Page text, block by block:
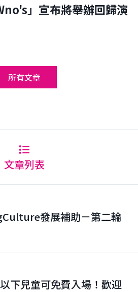
」宣布將舉辦回歸演
所有文章
文章列表
發展補助－第二輪
下兒童可免費入場！歡迎